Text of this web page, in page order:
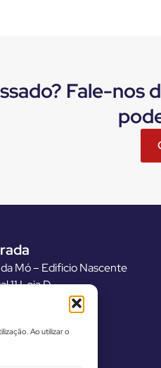
Ao utilizar o
Fale-nos
da Mó – Edificio Nascente
11 Loja D
595 Amarante
255 432 620